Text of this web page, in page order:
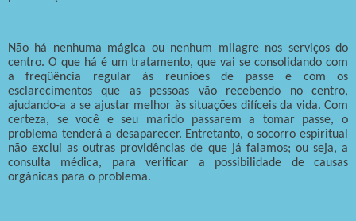
Não há nenhuma mágica ou nenhum milagre nos serviços do
centro. O que há é um tratamento, que vai se consolidando com
a freqüência regular às reuniões de passe e com os
esclarecimentos que as pessoas vão recebendo no centro,
ajudando-a a se ajustar melhor às situações difíceis da vida. Com
certeza, se você e seu marido passarem a tomar passe, o
problema tenderá a desaparecer. Entretanto, o socorro espiritual
não exclui as outras providências de que já falamos; ou seja, a
consulta médica, para verificar a possibilidade de causas
orgânicas para o problema.